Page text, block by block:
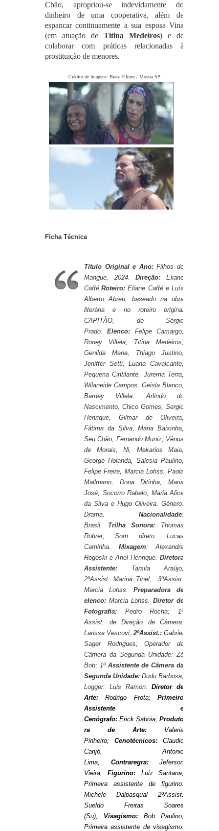
Chão, apropriou-se indevidamente do
dinheiro de uma cooperativa, além de
espancar continuamente a sua esposa Vina
(em atuação de Titina Medeiros) e de
colaborar com práticas relacionadas à
prostituição de menores.
Crédito de Imagens: Bretz Filmes / Mostra SP
Ficha Técnica
Título Original e Ano:Filhos do
Mangue, 2024.Direção:Eliane
Caffé. Roteiro:Eliane Caffé e Luís
Alberto Abreu, baseado na obra
literária e no roteiro original
CAPITÃO, de Sérgio
Prado.
Elenco: Felipe Camargo,
Roney Villela, Titina Medeiros,
Genilda Maria, Thiago Justino,
Jeniffer Setti, Luana Cavalcante,
Pequena Cintilante, Jurema Terra,
Wilaneide Campos, Geisla Blanco,
Barney Villela, Arlindo do
Nascimento, Chico Gomes, Sergio
Henrique, Gilmar de Oliveira,
Fátima da Silva, Maria Baixinha,
Seu Chão, Fernando Muniz, Vênus
de Morais, Ni, Makarios Maia,
George Holanda, Salesia Paulino,
Felipe Freire, Marcia Lohss, Paola
Mallmann, Dona Ditinha, Maria
José, Socorro Rabelo, Maria Alice
da Silva e Hugo Oliveira. Gênero:
Drama. Nacionalidade:
Brasil. Trilha Sonora: Thomas
Rohrer; Som direto: Lucas
Caminha. Mixagem: Alexandre
Rogoski e Ariel Henrique. Diretora
Assistente: Tarsila Araújo;
2ºAssist. Marina Tinel; 3ºAssist.
Marcia Lohss.
Preparadora de
elenco: Marcia Lohss. Diretor de
Fotografia: Pedro Rocha; 1º
Assist. de Direção de Câmera:
Larissa Vescovi; 2ºAssist.: Gabriel
Sager Rodrigues; Operador de
Câmera da Segunda Unidade: Zé
Bob; 1º Assistente de Câmera da
Segunda Unidade: Dudu Barbosa;
Logger: Luis Ramon.Diretor de
Arte:Rodrigo Frota;Primeiro
Assistente e
Cenógrafo: Erick Saboia; Produto
ra de Arte: Valeria
Pinheiro; Cenotécnicos: Claudio
Carijó, Antonio
Lima; Contraregra: Jeferson
Vieira,Figurino: Luiz Santana;
Primeira assistente de figurino:
Michele Dalpasqual 2ºAssist.
Sueldo Freitas Soares
(Su); Visagismo: Bob Paulino;
Primeira assistente de visagismo: